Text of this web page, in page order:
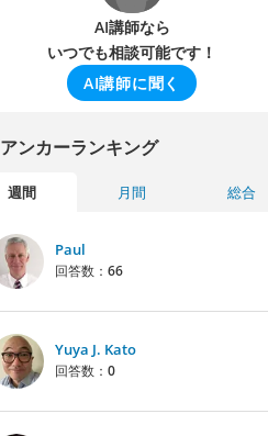
AI講師なら
いつでも相談可能です！
AI講師に聞く
アンカーランキング
週間 月間 総合
Paul
回答数： 66
Yuya J. Kato
回答数： 0